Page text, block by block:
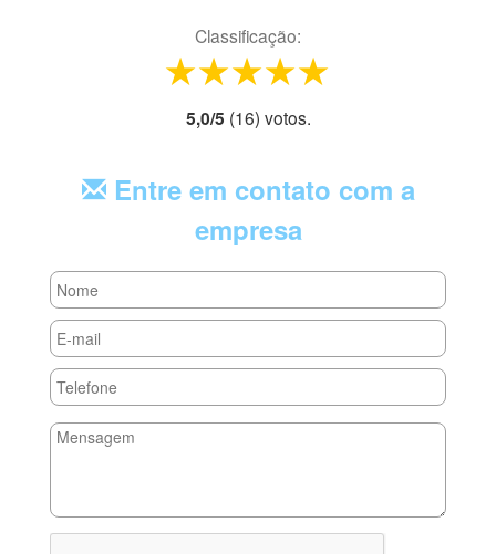
Classificação:
4 stars
3 stars
2 stars
1 star
5,0/5 (16) votos.
Entre em contato com a
empresa